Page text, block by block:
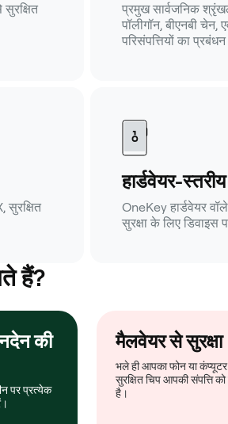
प्रमुख सार्वजनिक
पॉलीगॉन, बीएनबी
परिसंपत्तियों का
हार्डवेयर-स्तरीय
OneKey हार्डवेयर
सुरक्षा के लिए डिवाइस
हैं?
की
पर प्रत्येक
मैलवेयर से सुरक्षा
भले ही आपका फोन या कंप्यूटर
सुरक्षित चिप आपकी संपत्ति
है।